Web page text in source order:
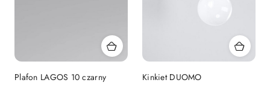
Plafon LAGOS 10 czarny Kinkiet DUOMO